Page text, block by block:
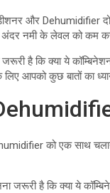
और Dehumidifier
अंदर नमी के लेवल को कम
है कि क्या ये
आपको कुछ बातों का
को एक साथ
जरूरी है कि क्या ये